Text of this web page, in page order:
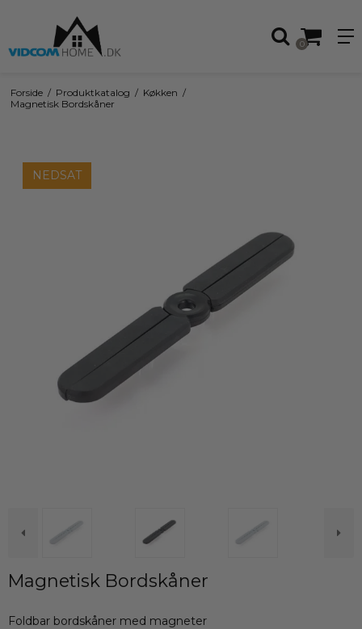
0
Forside / Produktkatalog / Køkken /
Magnetisk Bordskåner
NEDSAT
Magnetisk Bordskåner
Foldbar bordskåner med magneter